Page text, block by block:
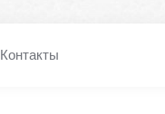
Контакты